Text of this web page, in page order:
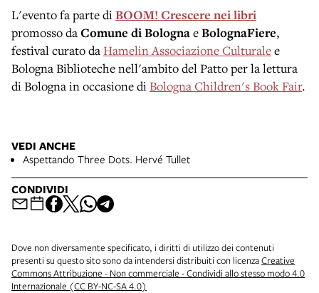
L'evento fa parte di BOOM! Crescere nei libri
promosso da Comune di BolognaeBolognaFiere,
festival curato da Hamelin Associazione Culturalee
Bologna Biblioteche nell'ambito del Patto per la lettura
di Bologna in occasione di Bologna Children's Book Fair.
VEDI ANCHE
Aspettando Three Dots. Hervé Tullet
CONDIVIDI
Dove non diversamente specificato, i diritti di utilizzo dei contenuti
presenti su questo sito sono da intendersi distribuiti con licenzaCreative
Commons Attribuzione - Non commerciale - Condividi allo stesso modo 4.0
Internazionale (CC BY-NC-SA 4.0)